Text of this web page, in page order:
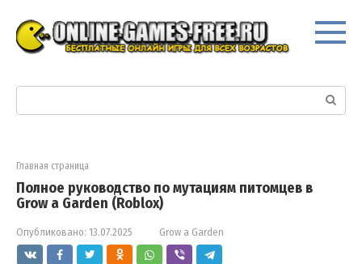
контенту
Поиск:
Главная страница
Полное руководство по мутациям питомцев в
Grow a Garden (Roblox)
Опубликовано: 13.07.2025 Grow a Garden